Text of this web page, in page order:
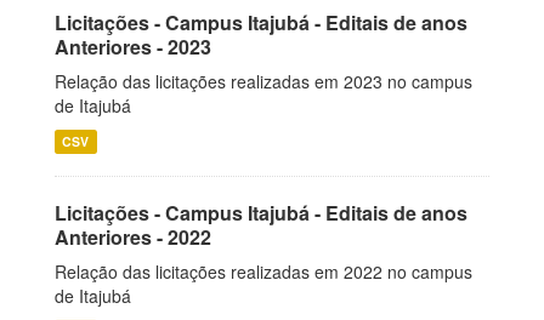
Licitações - Campus Itajubá - Editais de anos
Anteriores - 2023
Relação das licitações realizadas em 2023 no campus
de Itajubá
CSV
Licitações - Campus Itajubá - Editais de anos
Anteriores - 2022
Relação das licitações realizadas em 2022 no campus
de Itajubá